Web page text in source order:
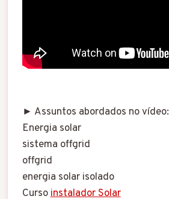
► Assuntos abordados no vídeo:
Energia solar
sistema offgrid
offgrid
energia solar isolado
Cursoinstalador Solar